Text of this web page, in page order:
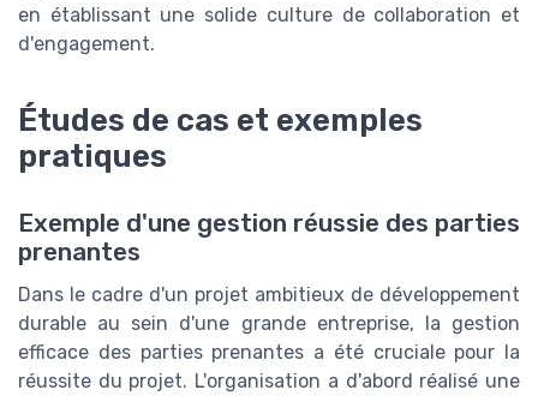
en établissant une solide culture de collaboration et
d'engagement.
Études de cas et exemples
pratiques
Exemple d'une gestion réussie des parties
prenantes
Dans le cadre d'un projet ambitieux de développement
durable au sein d'une grande entreprise, la gestion
efficace des parties prenantes a été cruciale pour la
réussite du projet. L'organisation a d'abord réalisé une